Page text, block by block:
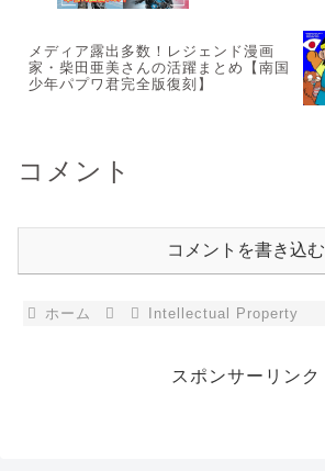
メディア露出多数！レジェンド漫画
家・柴田亜美さんの活躍まとめ【南国
少年パプワ君完全版復刻】
コメント
コメントを書き込む
ホーム Intellectual Property
スポンサーリンク